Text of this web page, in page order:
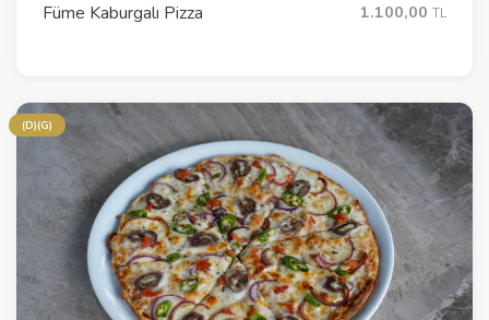
Füme Kaburgalı Pizza 1.100,00 TL
(D)(G)